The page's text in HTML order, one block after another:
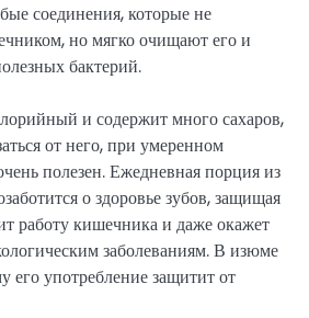
соединения, которые не
но мягко очищают его и
бактерий.
и содержит много сахаров,
от него, при умеренном
полезен. Ежедневная порция из
о здоровье зубов, защищая
работу кишечника и даже окажет
заболеваниям. В изюме
его употребление защитит от